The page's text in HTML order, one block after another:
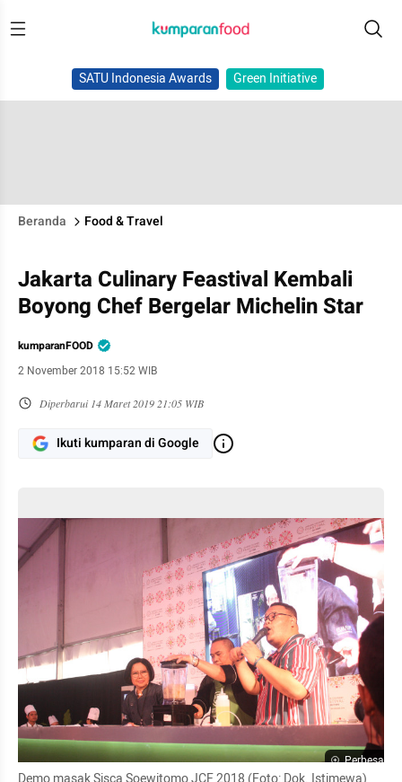
SATU Indonesia Awards Green Initiative
Beranda Food & Travel
Jakarta Culinary Feastival Kembali
Boyong Chef Bergelar Michelin Star
kumparanFOOD
2 November 2018 15:52 WIB
Diperbarui 14 Maret 2019 21:05 WIB
Ikuti kumparan di Google
Perbesar